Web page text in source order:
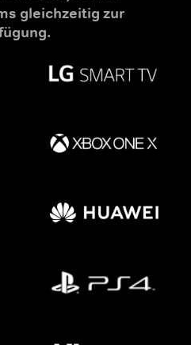
gleichzeitig zur